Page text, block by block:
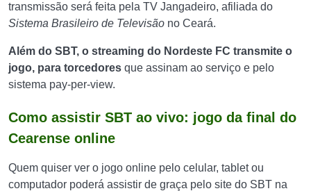
transmissão será feita pela TV Jangadeiro, afiliada do
Sistema Brasileiro de Televisão no Ceará.
Além do SBT, o streaming do Nordeste FC transmite o
jogo, para torcedores que assinam ao serviço e pelo
sistema pay-per-view.
Como assistir SBT ao vivo: jogo da final do
Cearense online
Quem quiser ver o jogo online pelo celular, tablet ou
computador poderá assistir de graça pelo site do SBT na